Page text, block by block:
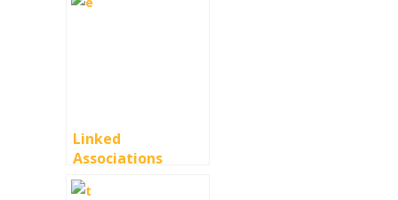
Linked
Associations